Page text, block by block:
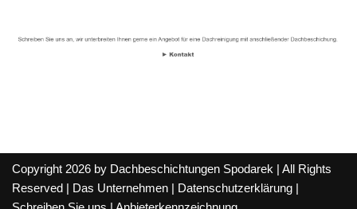
Copyright 2026 by Dachbeschichtungen Spodarek | All Rights
Reserved |
Das Unternehmen Datenschutzerklärung